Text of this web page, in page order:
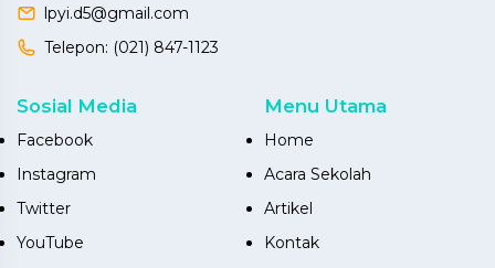
lpyi.d5@gmail.com
Telepon: (021) 847-1123
Sosial Media
Facebook
Instagram
Twitter
YouTube
Menu Utama
Home
Acara Sekolah
Artikel
Kontak